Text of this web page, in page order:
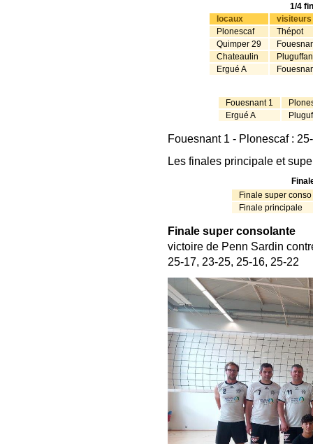
1/4
locaux
visiteurs
Plonescaf
Thépot
Quimper 29
Chateaulin
Pluguffan
Ergué A
Fouesnant 1
Ergué A
Fouesnant 1 - Plonescaf :
Les finales principale et
Finale super conso
Finale principale
Finale super consolante
victoire de Penn Sardin
25-17, 23-25, 25-16, 25-22